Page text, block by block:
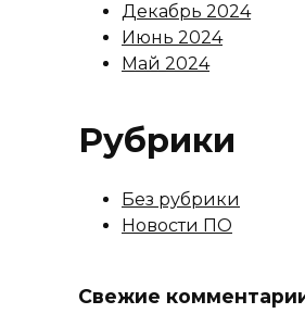
Декабрь 2024
Июнь 2024
Май 2024
Рубрики
Без рубрики
Новости ПО
Свежие